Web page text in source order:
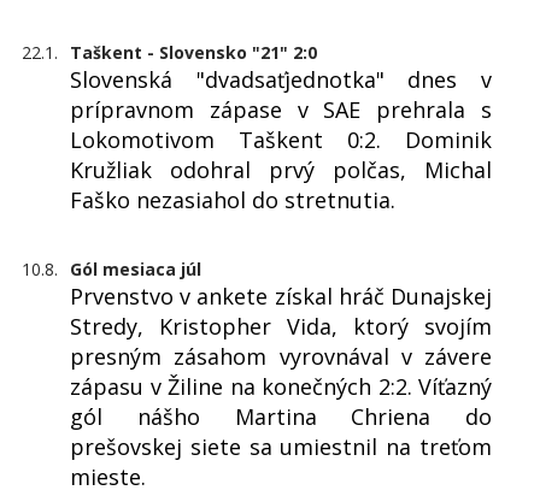
22.1. Taškent - Slovensko "21" 2:0
Slovenská "dvadsaťjednotka" dnes v
prípravnom zápase v SAE prehrala s
Lokomotivom Taškent 0:2. Dominik
Kružliak odohral prvý polčas, Michal
Faško nezasiahol do stretnutia.
10.8. Gól mesiaca júl
Prvenstvo v ankete získal hráč Dunajskej
Stredy, Kristopher Vida, ktorý svojím
presným zásahom vyrovnával v závere
zápasu v Žiline na konečných 2:2. Víťazný
gól nášho Martina Chriena do
prešovskej siete sa umiestnil na treťom
mieste.